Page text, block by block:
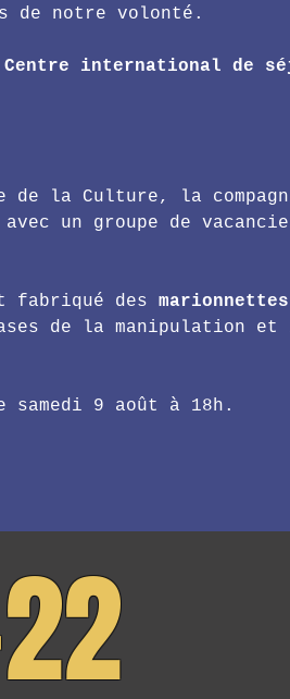
de notre volonté.
Centre international de
la Culture, la
un groupe de
fabriqué des
de la manipulation et
9 août à 18h.